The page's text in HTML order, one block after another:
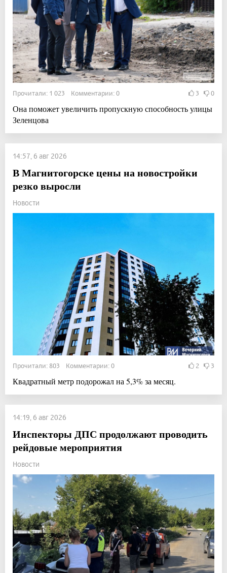
Прочитали: 1 023 Комментарии: 0 3 0
Она поможет увеличить пропускную способность улицы
Зеленцова
14:57, 6 авг 2026
В Магнитогорске цены на новостройки
резко выросли
Новости
Прочитали: 803 Комментарии: 0 2 3
Квадратный метр подорожал на 5,3% за месяц.
14:19, 6 авг 2026
Инспекторы ДПС продолжают проводить
рейдовые мероприятия
Новости